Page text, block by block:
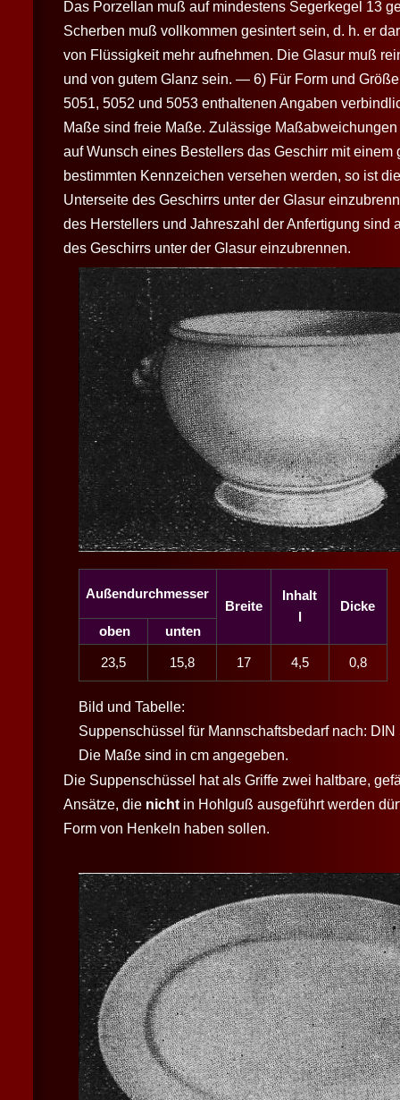
Das Porzellan muß auf mindestens Segerkegel 13
Scherben muß vollkommen gesintert sein, d. h. er
von Flüssigkeit mehr aufnehmen. Die Glasur muß
und von gutem Glanz sein. — 6) Für Form und
5051, 5052 und 5053 enthaltenen Angaben
Maße sind freie Maße. Zulässige
auf Wunsch eines Bestellers das Geschirr mit einem
bestimmten Kennzeichen versehen werden, so ist
Unterseite des Geschirrs unter der Glasur
des Herstellers und Jahreszahl der Anfertigung sind
des Geschirrs unter der Glasur einzubrennen.
Außendurchmesser
Breite
Inhalt
Dicke
oben
unten
23,5 15,8 17 4,5 0,8
Bild und Tabelle:
Suppenschüssel für Mannschaftsbedarf nach: DIN
Die Maße sind in cm angegeben.
Die Suppenschüssel hat als Griffe zwei haltbare,
Ansätze, die nicht in Hohlguß ausgeführt werden
Form von Henkeln haben sollen.